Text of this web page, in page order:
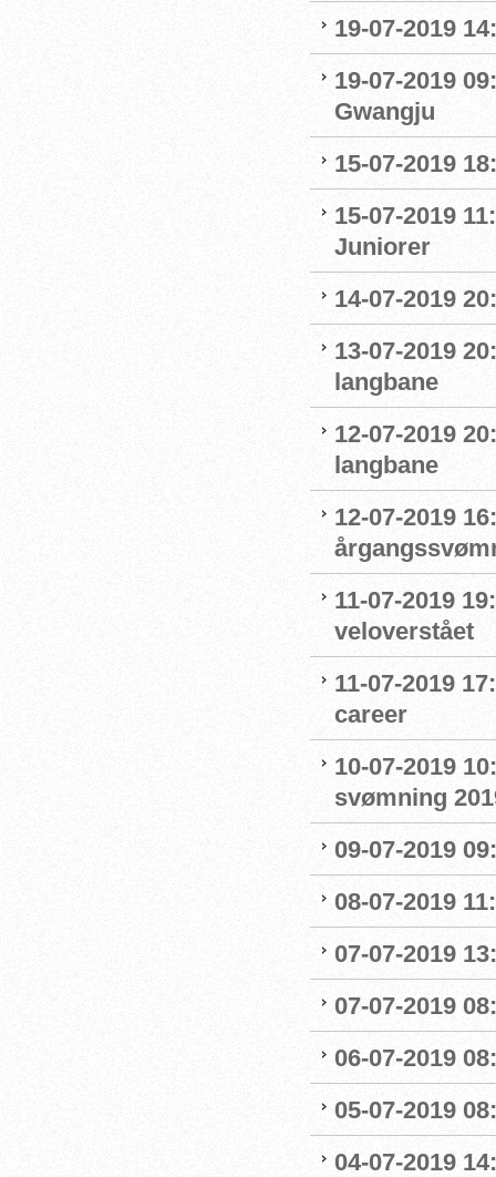
19-07-2019
19-07-2019
Gwangju
15-07-2019
15-07-2019
Juniorer
14-07-2019
13-07-2019
langbane
12-07-2019
langbane
12-07-2019
11-07-2019
veloverstået
11-07-2019
career
10-07-2019
svømning
09-07-2019
08-07-2019
07-07-2019
07-07-2019
06-07-2019
05-07-2019
04-07-2019